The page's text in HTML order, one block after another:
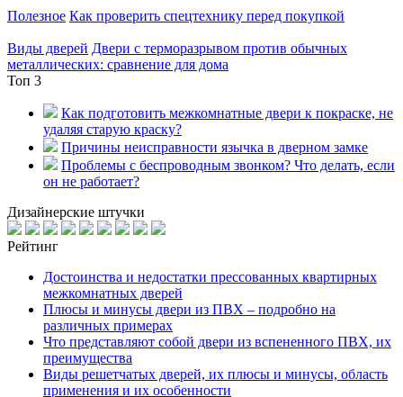
Полезное Как проверить спецтехнику перед покупкой
Виды дверей Двери с терморазрывом против обычных
металлических: сравнение для дома
Топ 3
Как подготовить межкомнатные двери к покраске, не
удаляя старую краску?
Причины неисправности язычка в дверном замке
Проблемы с беспроводным звонком? Что делать, если
он не работает?
Дизайнерские штучки
Рейтинг
Достоинства и недостатки прессованных квартирных
межкомнатных дверей
Плюсы и минусы двери из ПВХ – подробно на
различных примерах
Что представляют собой двери из вспененного ПВХ, их
преимущества
Виды решетчатых дверей, их плюсы и минусы, область
применения и их особенности